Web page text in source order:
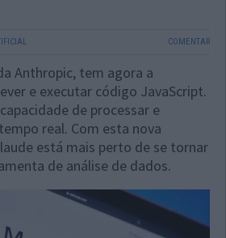
COMENTAR
Anthropic, tem agora a
e executar código JavaScript.
de processar e
real. Com esta nova
está mais perto de se tornar
de análise de dados.